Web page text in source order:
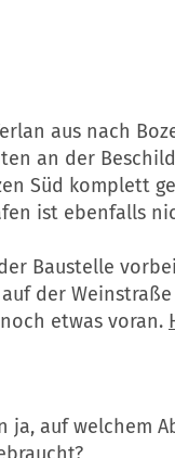
aus nach
an der
Süd komplett
ist ebenfalls
Baustelle
der
etwas voran.
ja, auf welchem